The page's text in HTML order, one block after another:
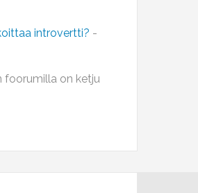
introvertti? -
foorumilla on ketju